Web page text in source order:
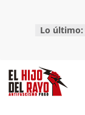
contenido
Lo último: